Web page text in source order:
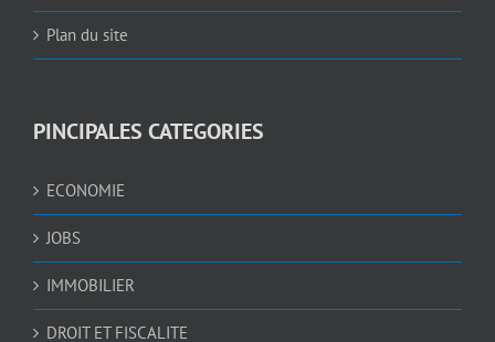
Plan du site
PINCIPALES CATEGORIES
ECONOMIE
JOBS
IMMOBILIER
DROIT ET FISCALITE